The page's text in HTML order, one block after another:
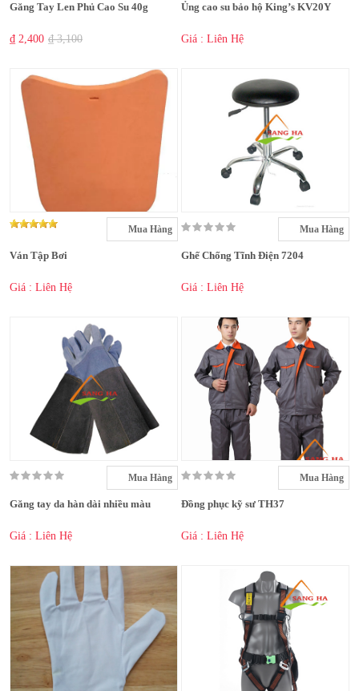
Găng Tay Len Phủ Cao Su 40g
₫ 2,400 ₫ 3,100
Ủng cao su bảo hộ King’s KV20Y
Giá : Liên Hệ
Mua Hàng
Ván Tập Bơi
Giá : Liên Hệ
Mua Hàng
Ghế Chống Tĩnh Điện 7204
Giá : Liên Hệ
Mua Hàng
Găng tay da hàn dài nhiều màu
Giá : Liên Hệ
Mua Hàng
Đồng phục kỹ sư TH37
Giá : Liên Hệ